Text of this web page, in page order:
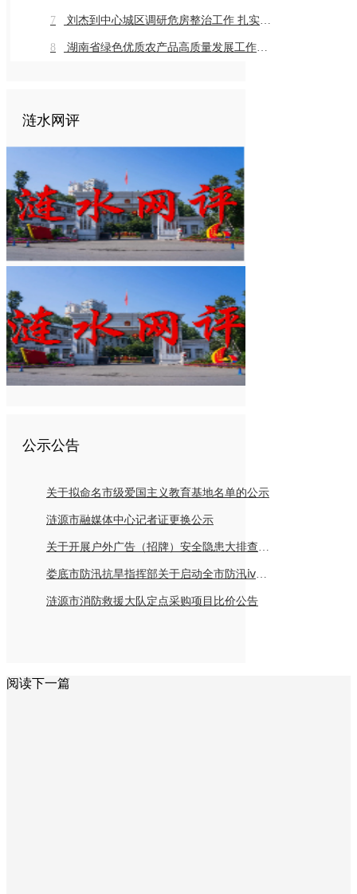
7 刘杰到中心城区调研危房整治工作 扎实推进危房整治工作 切实保障群众住房安全
8 湖南省绿色优质农产品高质量发展工作推进会在我市召开
涟水网评
公示公告
关于拟命名市级爱国主义教育基地名单的公示
涟源市融媒体中心记者证更换公示
关于开展户外广告（招牌）安全隐患大排查倡议书
娄底市防汛抗旱指挥部关于启动全市防汛ⅳ级应急响应的紧急通知
涟源市消防救援大队定点采购项目比价公告
阅读下一篇